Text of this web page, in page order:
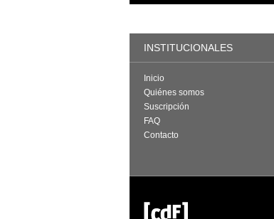
INSTITUCIONALES
Inicio
Quiénes somos
Suscripción
FAQ
Contacto